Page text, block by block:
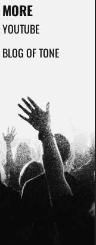
MORE
YOUTUBE
BLOG OF TONE